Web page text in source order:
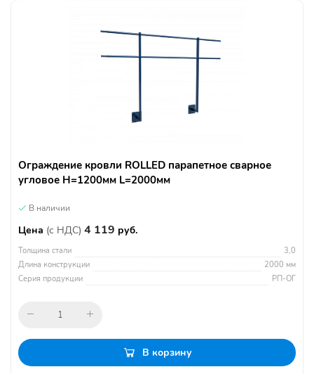
Ограждение кровли ROLLED парапетное сварное
угловое H=1200мм L=2000мм
В наличии
Цена (с НДС) 4 119 руб.
Толщина стали
3,0
Длина конструкции
2000 мм
Серия продукции
РП-ОГ
В корзину